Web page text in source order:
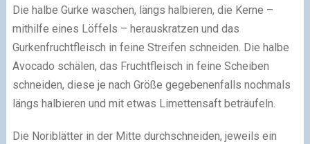
Die halbe Gurke waschen, längs halbieren, die Kerne –
mithilfe eines Löffels – herauskratzen und das
Gurkenfruchtfleisch in feine Streifen schneiden. Die halbe
Avocado schälen, das Fruchtfleisch in feine Scheiben
schneiden, diese je nach Größe gegebenenfalls nochmals
längs halbieren und mit etwas Limettensaft beträufeln.
Die Noriblätter in der Mitte durchschneiden, jeweils ein